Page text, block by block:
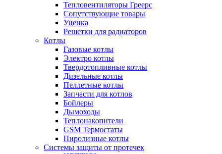
Тепловентиляторы Греерс
Сопутствующие товары
Уценка
Решетки для радиаторов
Котлы
Газовые котлы
Электро котлы
Твердотопливные котлы
Дизельные котлы
Пеллетные котлы
Запчасти для котлов
Бойлеры
Дымоходы
Теплонакопители
GSM Термостаты
Пиролизные котлы
Системы защиты от протечек